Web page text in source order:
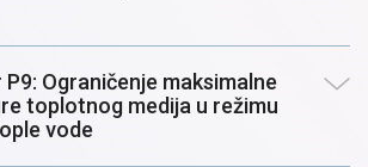
Ograničenje maksimalne
toplotnog medija u režimu
vode